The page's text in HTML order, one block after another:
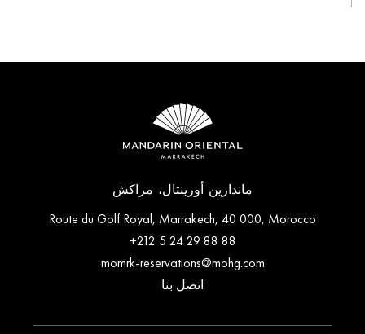
ماندارين أورينتال، مراكش
Route du Golf Royal, Marrakech, 40 000, Morocco
+212 5 24 29 88 88
momrk-reservations@mohg.com
اتصل بنا